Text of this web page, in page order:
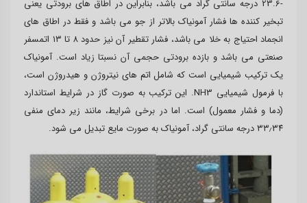
-23.6 درجه سانتی گراد می باشد، بنابراین در اطاق های برودتی یعنی
تبخیر کننده ها فشار آمونیاک بالاتر از جو می باشد و فقط در اطاق های
انجماد احتیاج به خلا می باشد، فشار تقطیر آن نیز حدود ۸ تا ۱۳ اتمسفر
صنعتی می باشد و بازده برودتی حجمی آن نسبتا زیاد است. آمونیاک
یک ترکیب شیمیایی است که شامل اتم های نیتروژن و هیدروژن است،
با فرمول شیمیایی NH3. این ترکیب به صورت گاز در شرایط استاندارد
(دما و فشار معمول) است. اما در برخی شرایط، مانند زیر دمای منفی
۳۳٫۳۴ درجه سانتی گراد، آمونیاک به صورت مایع تبدیل می شود.